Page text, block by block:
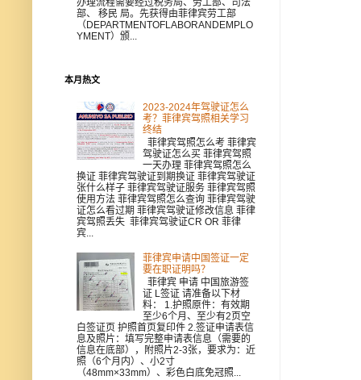
部、 移民 局。先获得由菲律宾劳工部
（DEPARTMENTOFLABORANDEMPLO
YMENT）颁...
本月热文
2023-2024年驾驶证怎么
考？菲律宾驾照相关学习
终结
菲律宾驾照怎么考 菲律宾
驾驶证怎么买 菲律宾驾照
一天办理 菲律宾驾照怎么
换证 菲律宾驾驶证到期换证 菲律宾驾驶证
张什么样子 菲律宾驾驶证服务 菲律宾驾照
使用方法 菲律宾驾照怎么查询 菲律宾驾驶
证怎么看过期 菲律宾驾驶证修改信息 菲律
宾驾照丢失 菲律宾驾驶证CR OR 菲律
宾...
菲律宾申请中国签证一定
要在职证明吗？
菲律宾 申请 中国旅游签
证 L签证 请准备以下材
料： 1.护照原件：有效期
至少6个月、至少有2页空
白签证页 护照首页复印件 2.签证申请表信
息及照片：填写完整申请表信息（需要的
信息在底部），附照片2-3张，要求为：近
照（6个月内）、小2寸
（48mm×33mm）、彩色白底免冠照...